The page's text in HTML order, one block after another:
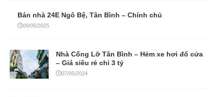
Bán nhà 24E Ngô Bệ, Tân Bình – Chính chủ
09/05/2025
Nhà Cống Lỡ Tân Bình – Hẻm xe hơi đổ cửa
– Giá siêu rẻ chỉ 3 tỷ
07/05/2024